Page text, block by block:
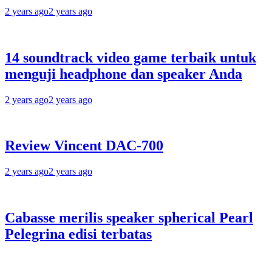
2 years ago2 years ago
14 soundtrack video game terbaik untuk
menguji headphone dan speaker Anda
2 years ago2 years ago
Review Vincent DAC-700
2 years ago2 years ago
Cabasse merilis speaker spherical Pearl
Pelegrina edisi terbatas